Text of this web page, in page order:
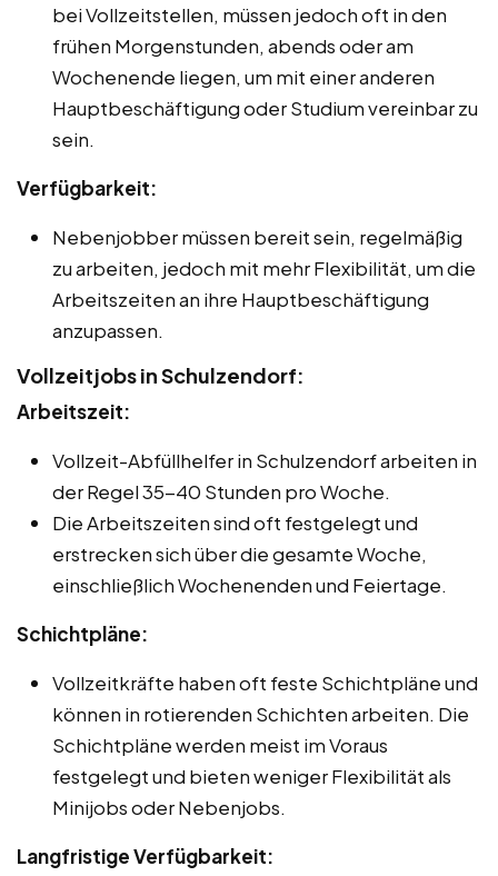
bei Vollzeitstellen, müssen jedoch oft in den
frühen Morgenstunden, abends oder am
Wochenende liegen, um mit einer anderen
Hauptbeschäftigung oder Studium vereinbar zu
sein.
Verfügbarkeit:
Nebenjobber müssen bereit sein, regelmäßig
zu arbeiten, jedoch mit mehr Flexibilität, um die
Arbeitszeiten an ihre Hauptbeschäftigung
anzupassen.
Vollzeitjobs in Schulzendorf:
Arbeitszeit:
Vollzeit-Abfüllhelfer in Schulzendorf arbeiten in
der Regel 35-40 Stunden pro Woche.
Die Arbeitszeiten sind oft festgelegt und
erstrecken sich über die gesamte Woche,
einschließlich Wochenenden und Feiertage.
Schichtpläne:
Vollzeitkräfte haben oft feste Schichtpläne und
können in rotierenden Schichten arbeiten. Die
Schichtpläne werden meist im Voraus
festgelegt und bieten weniger Flexibilität als
Minijobs oder Nebenjobs.
Langfristige Verfügbarkeit: